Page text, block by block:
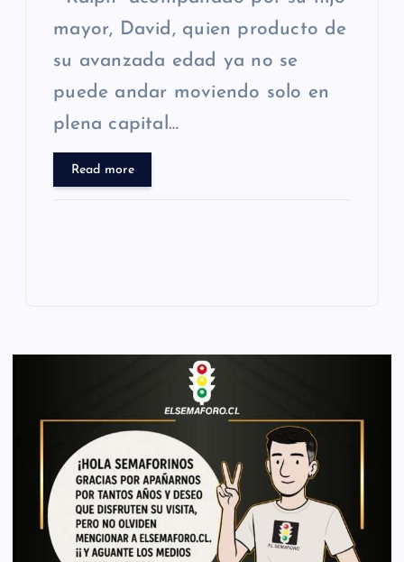
mayor, David, quien producto de
su avanzada edad ya no se
puede andar moviendo solo en
plena capital…
Read more